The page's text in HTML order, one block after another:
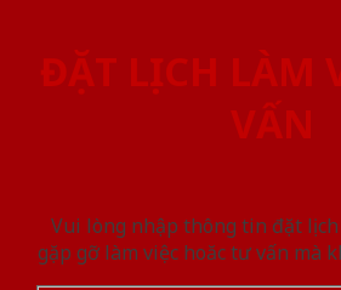
ĐẶT LỊCH LÀM
VẤN
Vui lòng nhập thông tin đặt
gặp gỡ làm việc hoăc tư vấn mà